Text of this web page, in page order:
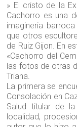
» El cristo de la
Cachorro es una
imagineria
que otros
de Ruiz Gijon. En
«Cachorro del
las fotos de otras
Triana.
La primera se
Consolación en
Salud titular de
localidad,